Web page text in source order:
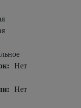
Нет
Нет